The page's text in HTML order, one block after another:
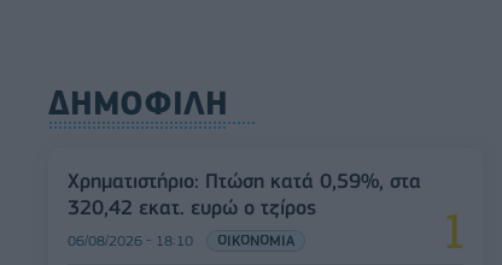
ΔΗΜΟΦΙΛΗ
Χρηματιστήριο: Πτώση κατά 0,59%, στα
320,42 εκατ. ευρώ ο τζίρος
06/08/2026 - 18:10 ΟΙΚΟΝΟΜΙΑ